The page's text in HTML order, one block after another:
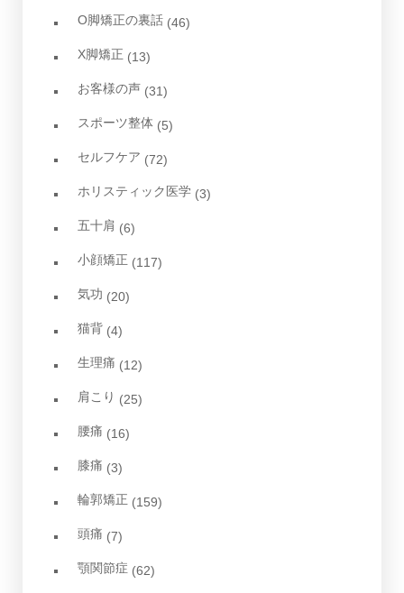
O脚矯正の裏話 (46)
X脚矯正 (13)
お客様の声 (31)
スポーツ整体 (5)
セルフケア (72)
ホリスティック医学 (3)
五十肩 (6)
小顔矯正 (117)
気功 (20)
猫背 (4)
生理痛 (12)
肩こり (25)
腰痛 (16)
膝痛 (3)
輪郭矯正 (159)
頭痛 (7)
顎関節症 (62)